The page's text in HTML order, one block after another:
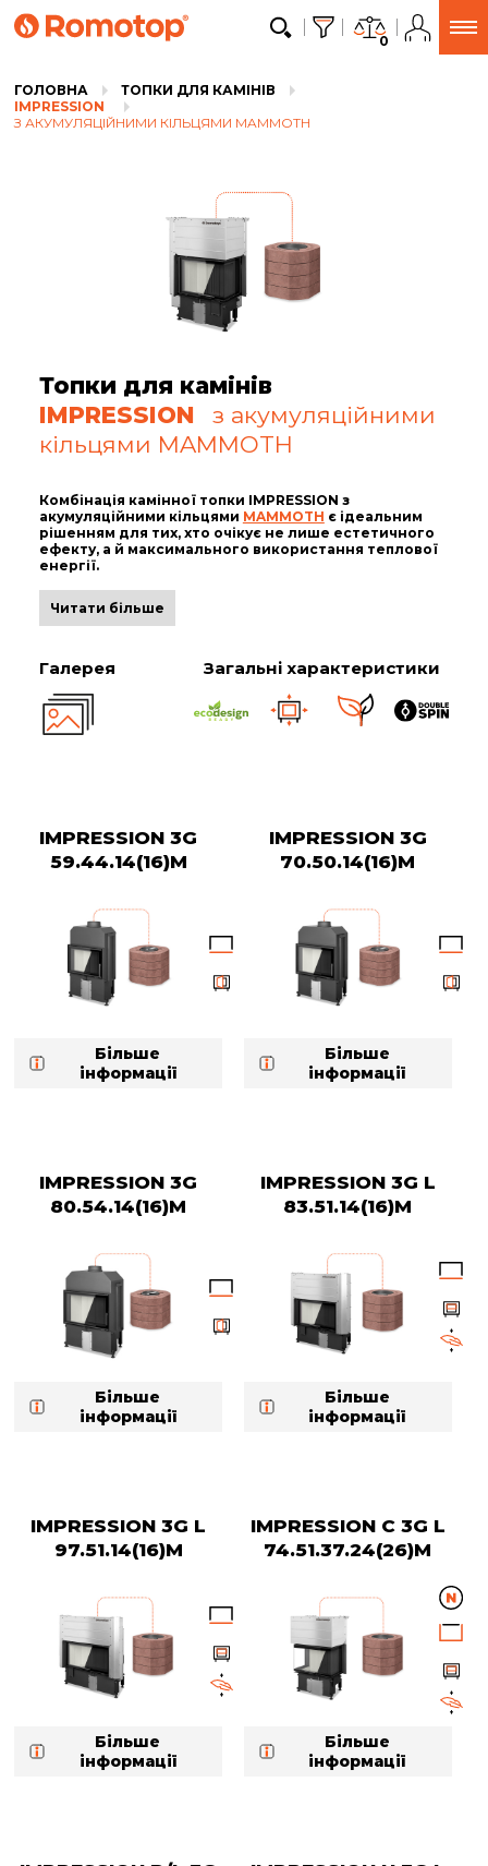
0
ГОЛОВНА
ТОПКИ ДЛЯ КАМІНІВ
IMPRESSION
З АКУМУЛЯЦІЙНИМИ КІЛЬЦЯМИ MAMMOTH
Топки для камінів
IMPRESSION
з акумуляційними
кільцями MAMMOTH
Комбінація камінної топки IMPRESSION з
акумуляційними кільцями MAMMOTH є ідеальним
рішенням для тих, хто очікує не лише естетичного
ефекту, а й максимального використання теплової
енергії.
Читати більше
Галерея Загальні характеристики
IMPRESSION 3G
59.44.14(16)M
Більше
інформації
IMPRESSION 3G
70.50.14(16)M
Більше
інформації
IMPRESSION 3G
80.54.14(16)M
Більше
інформації
IMPRESSION 3G L
83.51.14(16)M
Більше
інформації
IMPRESSION 3G L
97.51.14(16)M
Більше
інформації
IMPRESSION C 3G L
74.51.37.24(26)M
Більше
інформації